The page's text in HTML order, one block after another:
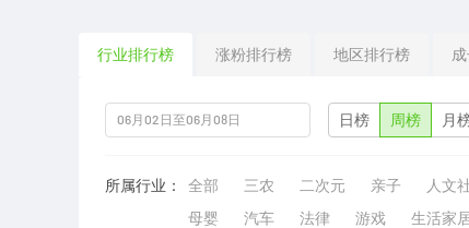
行业排行榜 涨粉排行榜 地区排行榜
日榜 周榜 月
所属行业： 全部 三农 二次元 亲子 人文
母婴
汽车 法律 游戏 生活家